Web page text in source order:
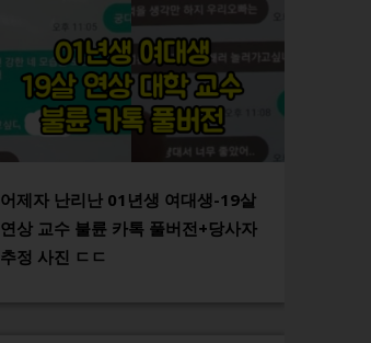
어제자 난리난 01년생 여대생-19살
연상 교수 불륜 카톡 풀버전+당사자
추정 사진 ㄷㄷ